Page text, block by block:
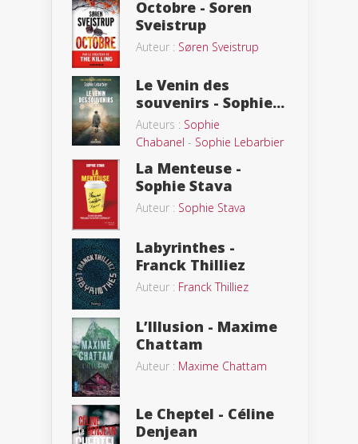
Octobre - Soren
Sveistrup
Auteur : Søren Sveistrup
Le Venin des
souvenirs - Sophie...
Auteurs : Sophie
Chabanel - Sophie Lebarbier
La Menteuse -
Sophie Stava
Auteur : Sophie Stava
Labyrinthes -
Franck Thilliez
Auteur : Franck Thilliez
L’Illusion - Maxime
Chattam
Auteur : Maxime Chattam
Le Cheptel - Céline
Denjean